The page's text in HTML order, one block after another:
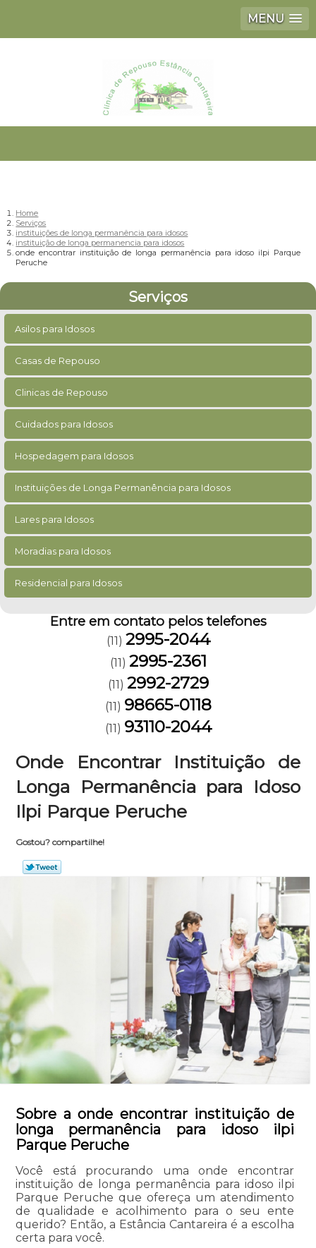
MENU
Home
Serviços
instituições de longa permanência para idosos
instituição de longa permanencia para idosos
onde encontrar instituição de longa permanência para idoso ilpi Parque
Peruche
Serviços
Asilos para Idosos
Casas de Repouso
Clinicas de Repouso
Cuidados para Idosos
Hospedagem para Idosos
Instituições de Longa Permanência para Idosos
Lares para Idosos
Moradias para Idosos
Residencial para Idosos
Entre em contato pelos telefones
(11) 2995-2044
(11) 2995-2361
(11) 2992-2729
(11) 98665-0118
(11) 93110-2044
Onde Encontrar Instituição de
Longa Permanência para Idoso
Ilpi Parque Peruche
Gostou? compartilhe!
Sobre a onde encontrar instituição de
longa permanência para idoso ilpi
Parque Peruche
Você está procurando uma onde encontrar
instituição de longa permanência para idoso ilpi
Parque Peruche que ofereça um atendimento
de qualidade e acolhimento para o seu ente
querido? Então, a Estância Cantareira é a escolha
certa para você.